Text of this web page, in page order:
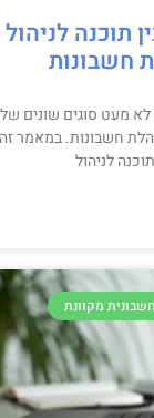
תוכנה
חשבונות
מעט סוגים שונים של
חשבונות. במאמר זה
לניהול
מקוונת